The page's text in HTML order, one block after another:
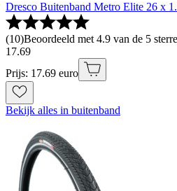
Dresco Buitenband Metro Elite 26 x
(10)Beoordeeld met 4.9 van de 5
17.69
Prijs: 17.69 euro
Bekijk alles in buitenband